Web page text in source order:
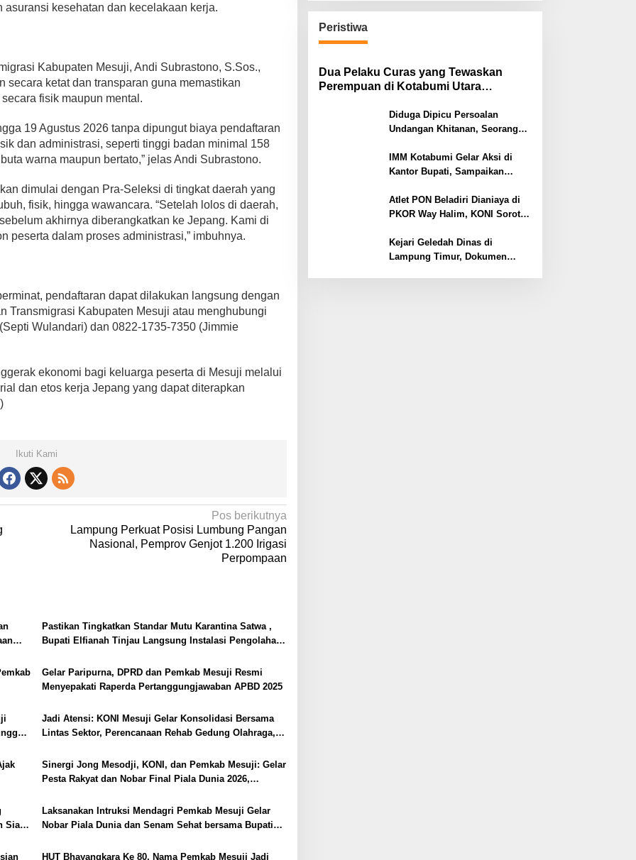
kesehatan dan kecelakaan kerja.
Kabupaten Mesuji, Andi Subrastono, S.Sos.,
ketat dan transparan guna memastikan
fisik maupun mental.
19 Agustus 2026 tanpa dipungut biaya pendaftaran
dan administrasi, seperti tinggi badan minimal 158
warna maupun bertato,” jelas Andi Subrastono.
dimulai dengan Pra-Seleksi di tingkat daerah yang
fisik, hingga wawancara. “Setelah lolos di daerah,
akhirnya diberangkatkan ke Jepang. Kami di
peserta dalam proses administrasi,” imbuhnya.
pendaftaran dapat dilakukan langsung dengan
Transmigrasi Kabupaten Mesuji atau menghubungi
Wulandari) dan 0822-1735-7350 (Jimmie
ekonomi bagi keluarga peserta di Mesuji melalui
dan etos kerja Jepang yang dapat diterapkan
)
Ikuti Kami
Pos berikutnya
Lampung Perkuat Posisi Lumbung Pangan
Nasional, Pemprov Genjot 1.200 Irigasi
Perpompaan
Pastikan Tingkatkan Standar Mutu Karantina Satwa ,
Bupati Elfianah Tinjau Langsung Instalasi Pengolahan
Gelar Paripurna, DPRD dan Pemkab Mesuji Resmi
Menyepakati Raperda Pertanggungjawaban APBD 2025
Jadi Atensi: KONI Mesuji Gelar Konsolidasi Bersama
Lintas Sektor, Perencanaan Rehab Gedung Olahraga,
Sinergi Jong Mesodji, KONI, dan Pemkab Mesuji: Gelar
Pesta Rakyat dan Nobar Final Piala Dunia 2026,
Siap
Laksanakan Intruksi Mendagri Pemkab Mesuji Gelar
Nobar Piala Dunia dan Senam Sehat bersama Bupati
HUT Bhayangkara Ke 80, Nama Pemkab Mesuji Jadi
Peristiwa
Dua Pelaku Curas yang Tewaskan
Perempuan di Kotabumi Utara
Diduga Dipicu Persoalan
Undangan Khitanan, Seorang
Tertembak
IMM Kotabumi Gelar Aksi di
Kantor Bupati, Sampaikan
Pemkab Lampung Utara
Atlet PON Beladiri Dianiaya di
PKOR Way Halim, KONI Soroti
Kawasan
Kejari Geledah Dinas di
Lampung Timur, Dokumen